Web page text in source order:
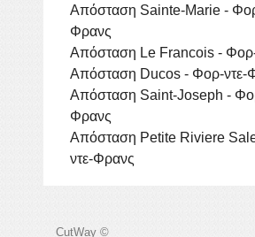
Απόσταση Sainte-Marie -
Φρανς
Απόσταση Le Francois -
Απόσταση Ducos - Φορ-ντε-
Απόσταση Saint-Joseph -
Φρανς
Απόσταση Petite Riviere
ντε-Φρανς
CutWay ©